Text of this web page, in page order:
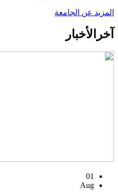
المزيد عن الجامعة
آخر الأخبار
01
Aug